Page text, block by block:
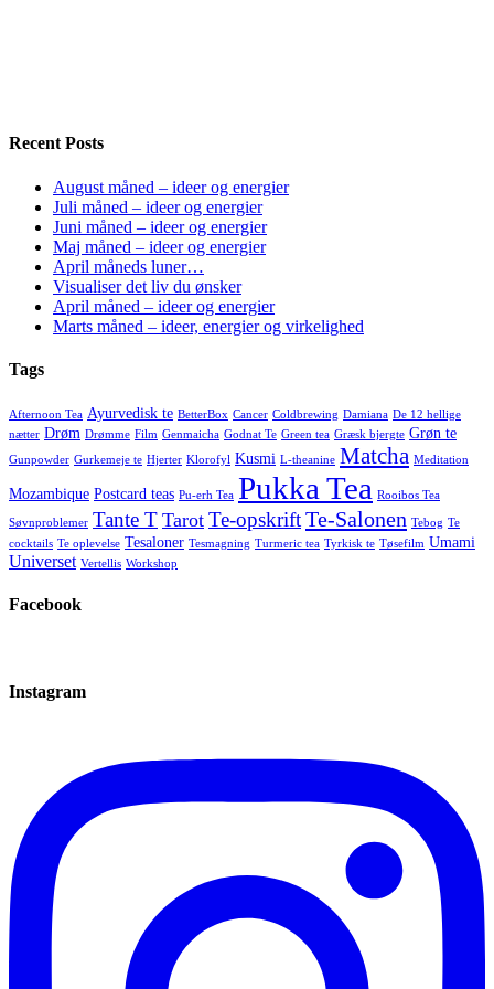
Recent Posts
August måned – ideer og energier
Juli måned – ideer og energier
Juni måned – ideer og energier
Maj måned – ideer og energier
April måneds luner…
Visualiser det liv du ønsker
April måned – ideer og energier
Marts måned – ideer, energier og virkelighed
Tags
Afternoon Tea Ayurvedisk te BetterBox Cancer Coldbrewing Damiana De 12 hellige
nætter Drøm Drømme Film Genmaicha Godnat Te Green tea Græsk bjergte Grøn te
Gunpowder Gurkemeje te Hjerter Klorofyl Kusmi L-theanine Matcha Meditation
Mozambique Postcard teas Pu-erh Tea Pukka Tea Rooibos Tea
Søvnproblemer Tante T Tarot Te-opskriftTe-Salonen Tebog Te
cocktails Te oplevelse Tesaloner Tesmagning Turmeric tea Tyrkisk te Tøsefilm Umami
Universet Vertellis Workshop
Facebook
Instagram